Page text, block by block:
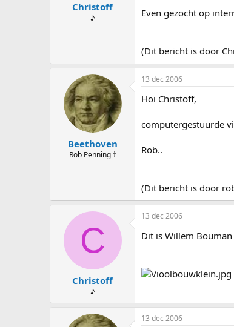
Christoff
♪ Even gezocht op
(Dit bericht is door
Beethoven
Rob Penning †
13 dec 2006
Hoi Christoff,
computergestuurde
Rob..
(Dit bericht is door
C
Christoff
♪
13 dec 2006
Dit is Willem
13 dec 2006